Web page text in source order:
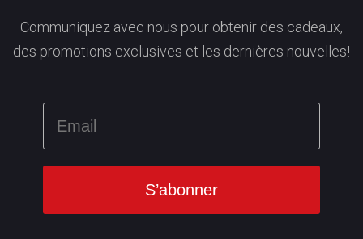
Communiquez avec nous pour obtenir des cadeaux,
des promotions exclusives et les dernières nouvelles!